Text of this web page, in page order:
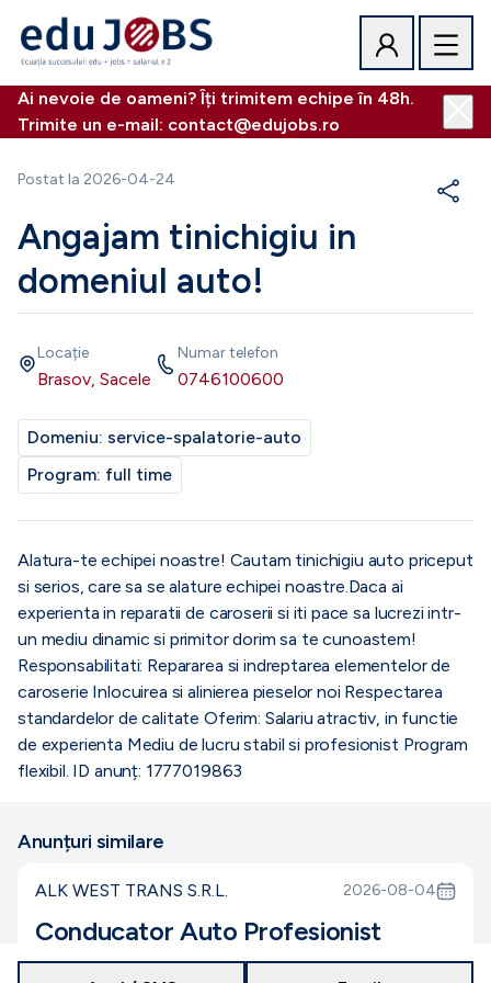
Ai nevoie de oameni? Îți trimitem echipe în 48h.
Trimite un e-mail: contact@edujobs.ro
Postat la 2026-04-24
Angajam tinichigiu in
domeniul auto!
Locație
Brasov, Sacele
Numar telefon
0746100600
Domeniu: service-spalatorie-auto
Program: full time
Alatura-te echipei noastre! Cautam tinichigiu auto priceput
si serios, care sa se alature echipei noastre.Daca ai
experienta in reparatii de caroserii si iti pace sa lucrezi intr-
un mediu dinamic si primitor dorim sa te cunoastem!
Responsabilitati: Repararea si indreptarea elementelor de
caroserie Inlocuirea si alinierea pieselor noi Respectarea
standardelor de calitate Oferim: Salariu atractiv, in functie
de experienta Mediu de lucru stabil si profesionist Program
flexibil. ID anunț: 1777019863
Anunțuri similare
ALK WEST TRANS S.R.L. 2026-08-04
Conducator Auto Profesionist